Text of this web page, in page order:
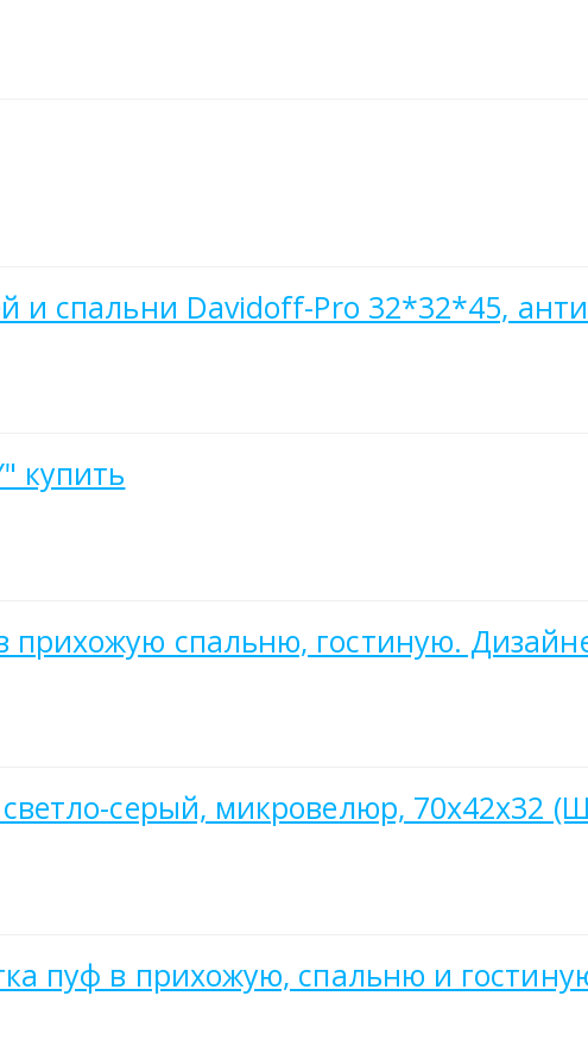
и спальни Davidoff-Pro 32*32*45,
купить
в прихожую спальню, гостиную.
серый, микровелюр, 70х42х32
пуф в прихожую, спальню и